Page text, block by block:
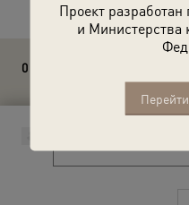
Проект
и Министерства
0 комментариев